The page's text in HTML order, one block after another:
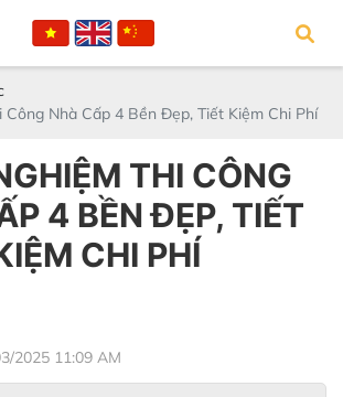
Công Nhà Cấp 4 Bền Đẹp, Tiết Kiệm Chi Phí
THI CÔNG
4 BỀN ĐẸP, TIẾT
CHI PHÍ
2025 11:09 AM